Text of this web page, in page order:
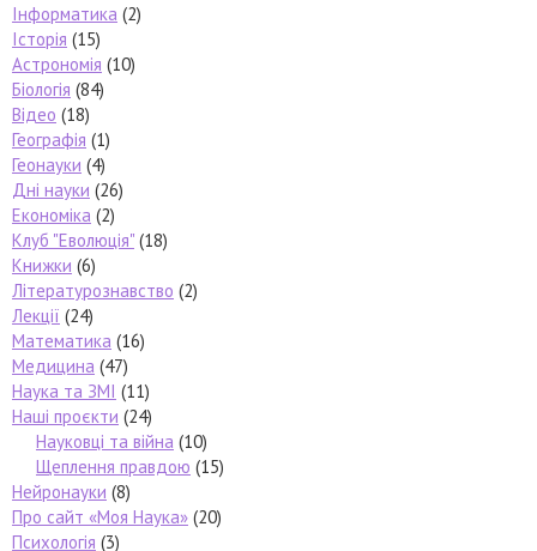
Інформатика (2)
Історія (15)
Астрономія (10)
Біологія (84)
Відео (18)
Географія (1)
Геонауки (4)
Дні науки (26)
Економіка (2)
Клуб "Еволюція" (18)
Книжки (6)
Літературознавство (2)
Лекції (24)
Математика (16)
Медицина (47)
Наука та ЗМІ (11)
Наші проєкти (24)
Науковці та війна (10)
Щеплення правдою (15)
Нейронауки (8)
Про сайт «Моя Наука» (20)
Психологія (3)